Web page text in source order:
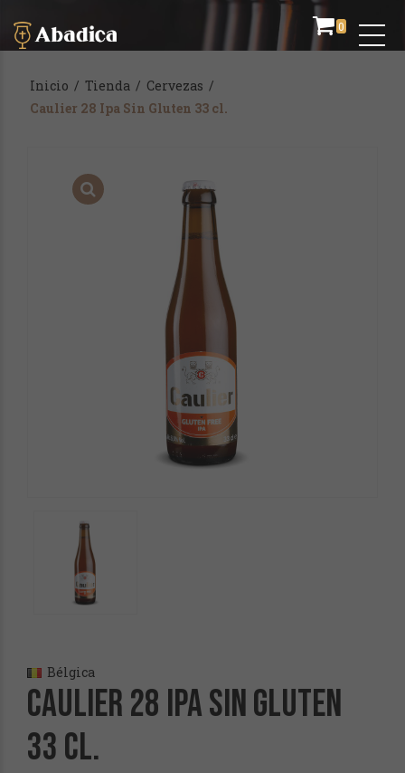
0
Inicio / Tienda / Cervezas /
Caulier 28 Ipa Sin Gluten 33 cl.
Bélgica
Caulier 28 Ipa Sin Gluten
33 cl.